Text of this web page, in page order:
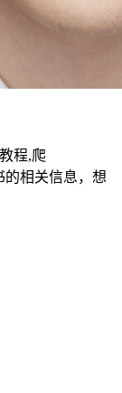
程,爬
的相关信息，想